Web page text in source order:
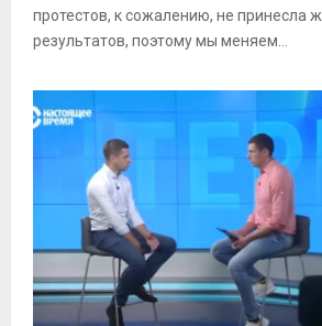
протестов, к сожалению, не принесла
результатов, поэтому мы меняем...